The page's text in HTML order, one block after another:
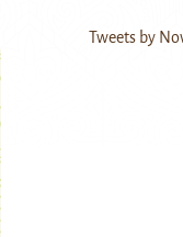
Tweets by